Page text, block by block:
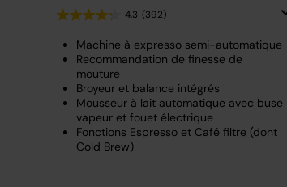
4.3 (392)
Machine à expresso semi-automatique
Recommandation de finesse de
mouture
Broyeur et balance intégrés
Mousseur à lait automatique avec buse
vapeur et fouet électrique
Fonctions Espresso et Café filtre (dont
Cold Brew)